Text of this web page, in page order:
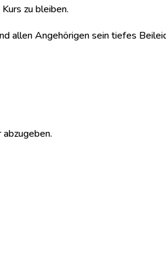
zu bleiben.
allen Angehörigen sein tiefes